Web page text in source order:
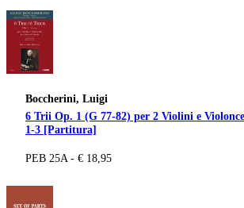
Boccherini, Luigi
6 Trii Op. 1 (G 77-82) per 2 Violini e
1-3 [Partitura]
PEB 25A - € 18,95